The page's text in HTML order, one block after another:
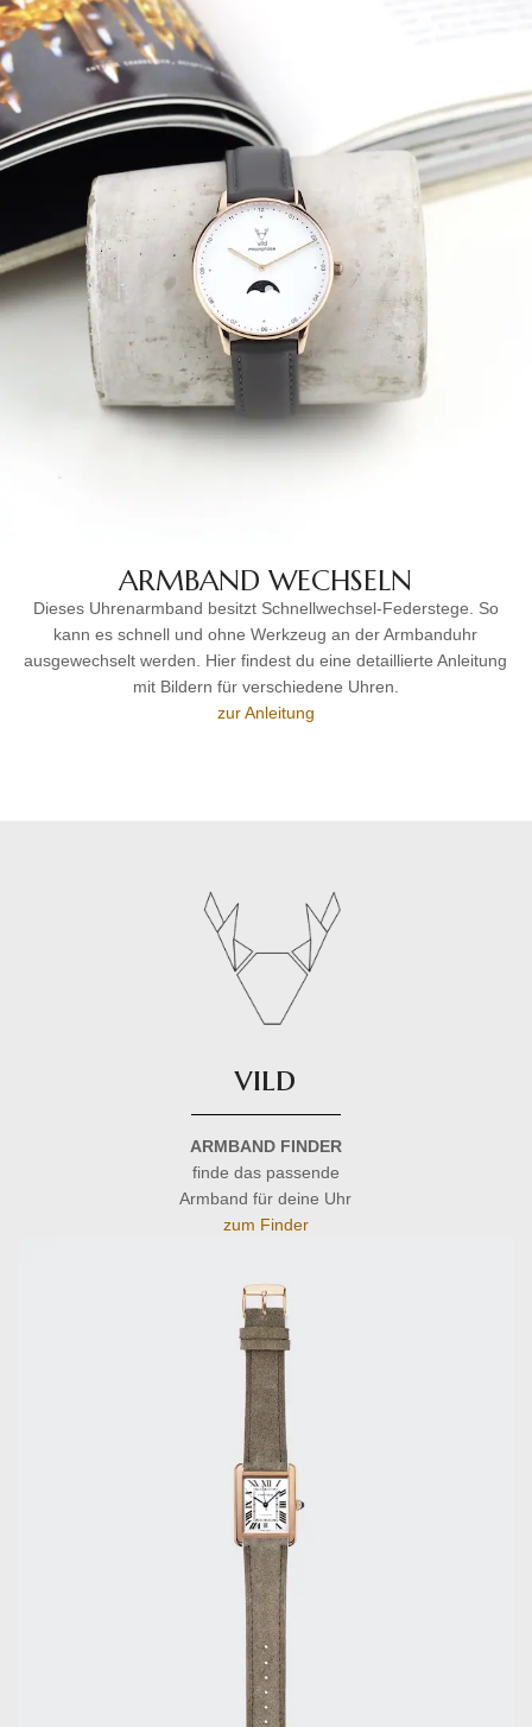
ARMBAND WECHSELN
Dieses Uhrenarmband besitzt Schnellwechsel-Federstege. So
kann es schnell und ohne Werkzeug an der Armbanduhr
ausgewechselt werden. Hier findest du eine detaillierte Anleitung
mit Bildern für verschiedene Uhren.
zur Anleitung
vild
ARMBAND FINDER
finde das passende
Armband für deine Uhr
zum Finder